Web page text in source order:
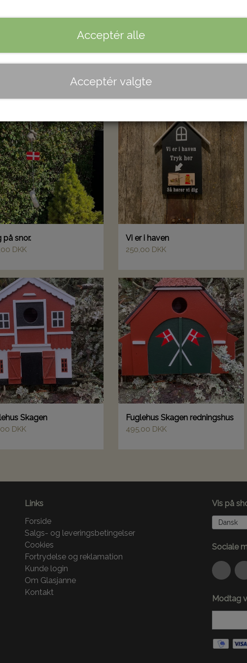
i butikken. Mange af dem er helt unikke og derfor
stå godt i ethvert hjem.
på snor.
DKK
Vi er i haven
250,00 DKK
Skagen
DKK
Fuglehus Skagen redningshus
495,00 DKK
Links
Forside
Salgs- og leveringsbetingelser
Cookies
Fortrydelse og reklamation
Kunde login
Om Glasjanne
Kontakt
Vis på
Sociale
Modtag
Acceptér alle
Acceptér valgte